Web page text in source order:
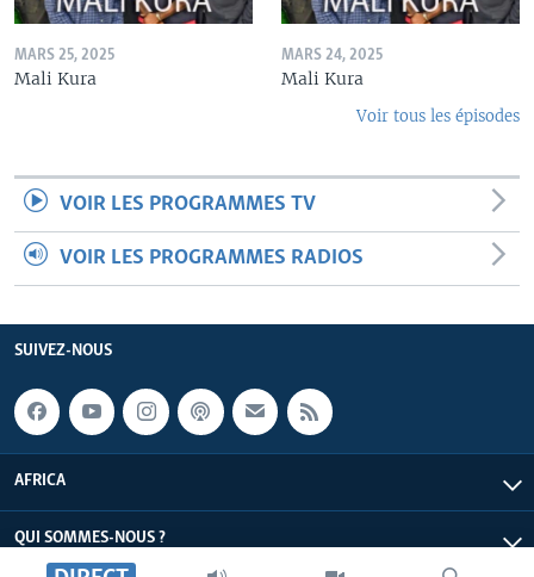
MARS 25, 2025
Mali Kura
MARS 24, 2025
Mali Kura
Voir tous les épisodes
VOIR LES PROGRAMMES TV
VOIR LES PROGRAMMES RADIOS
SUIVEZ-NOUS
AFRICA
QUI SOMMES-NOUS ?